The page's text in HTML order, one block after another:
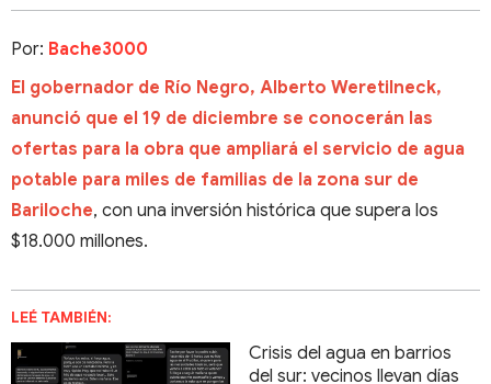
Por: Bache3000
El gobernador de Río Negro, Alberto Weretilneck,
anunció que el 19 de diciembre se conocerán las
ofertas para la obra que ampliará el servicio de agua
potable para miles de familias de la zona sur de
Bariloche, con una inversión histórica que supera los
$18.000 millones.
LEÉ TAMBIÉN:
​​​​​​​Crisis del agua en barrios
del sur: vecinos llevan días